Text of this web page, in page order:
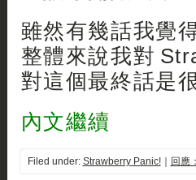
雖然有幾話我覺
整體來說我對
對這個最終話是
內文繼續
Filed under: Strawberry Panic!｜ 回應